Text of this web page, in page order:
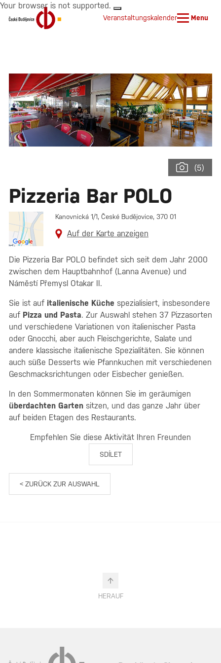
Your browser is not supported.
Veranstaltungskalender Menu
(5)
Pizzeria Bar POLO
Kanovnická 1/1, České Budějovice, 370 01
Auf der Karte anzeigen
Die Pizzeria Bar POLO befindet sich seit dem Jahr 2000
zwischen dem Hauptbahnhof (Lanna Avenue) und
Náměstí Přemysl Otakar II.
Sie ist auf italienische Küche spezialisiert, insbesondere
auf Pizza und Pasta. Zur Auswahl stehen 37 Pizzasorten
und verschiedene Variationen von italienischer Pasta
oder Gnocchi, aber auch Fleischgerichte, Salate und
andere klassische italienische Spezialitäten. Sie können
auch süße Desserts wie Pfannkuchen mit verschiedenen
Geschmacksrichtungen oder Eisbecher genießen.
In den Sommermonaten können Sie im geräumigen
überdachten Garten sitzen, und das ganze Jahr über
auf beiden Etagen des Restaurants.
Empfehlen Sie diese Aktivität Ihren Freunden
SDÍLET
< ZURÜCK ZUR AUSWAHL
HERAUF